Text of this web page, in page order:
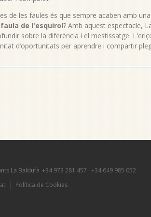
de les faules és que sempre acaben amb
faula de l'esquirol? Amb aquest espectacle,
sobre la diferència i el mestissatge.
d’oportunitats per aprendre i compartir
La Baldufa +34 973 281 457 · +34 649 985 052
Política de Cookies